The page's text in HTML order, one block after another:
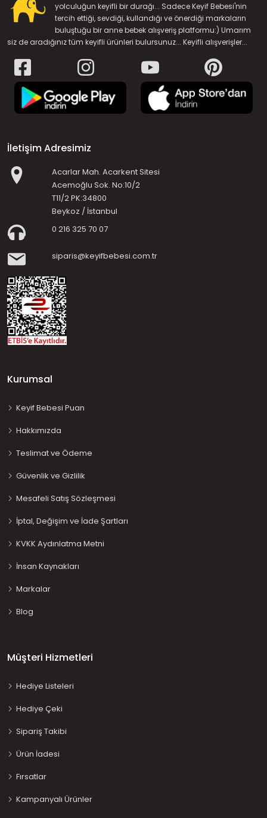
yolculuğun keyifli bir durağı... Sadece Keyif Bebesi'nin
tercih ettiği, sevdiği, kullandığı ve önerdiği markaların
buluştuğu bir anne bebek alışveriş platformu:) Umarım
siz de aradığınız tüm keyifli ürünleri bulursunuz... Keyifli alışverişler...
İletişim Adresimiz
Acarlar Mah. Acarkent Sitesi
Acemoğlu Sok. No:10/2
T11/2 PK:34800
Beykoz / İstanbul
0 216 325 70 07
siparis@keyifbebesi.com.tr
Kurumsal
Keyif Bebesi Puan
Hakkımızda
Teslimat ve Ödeme
Güvenlik ve Gizlilik
Mesafeli Satış Sözleşmesi
İptal, Değişim ve İade Şartları
KVKK Aydınlatma Metni
İnsan Kaynakları
Markalar
Blog
Müşteri Hizmetleri
Hediye Listeleri
Hediye Çeki
Sipariş Takibi
Ürün İadesi
Fırsatlar
Kampanyalı Ürünler